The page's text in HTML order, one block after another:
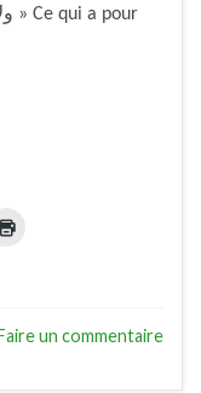
un commentaire